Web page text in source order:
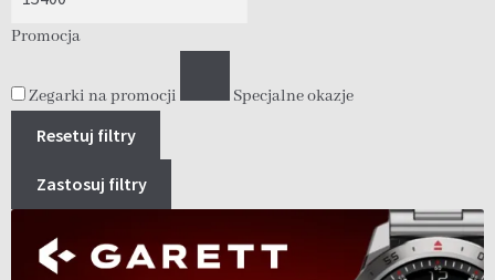
Promocja
Zegarki na promocji Specjalne okazje
Resetuj filtry
Zastosuj filtry